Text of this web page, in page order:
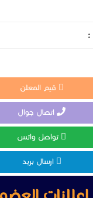
:
قيم المعلن
اتصال جوال
تواصل واتس
ارسال بريد